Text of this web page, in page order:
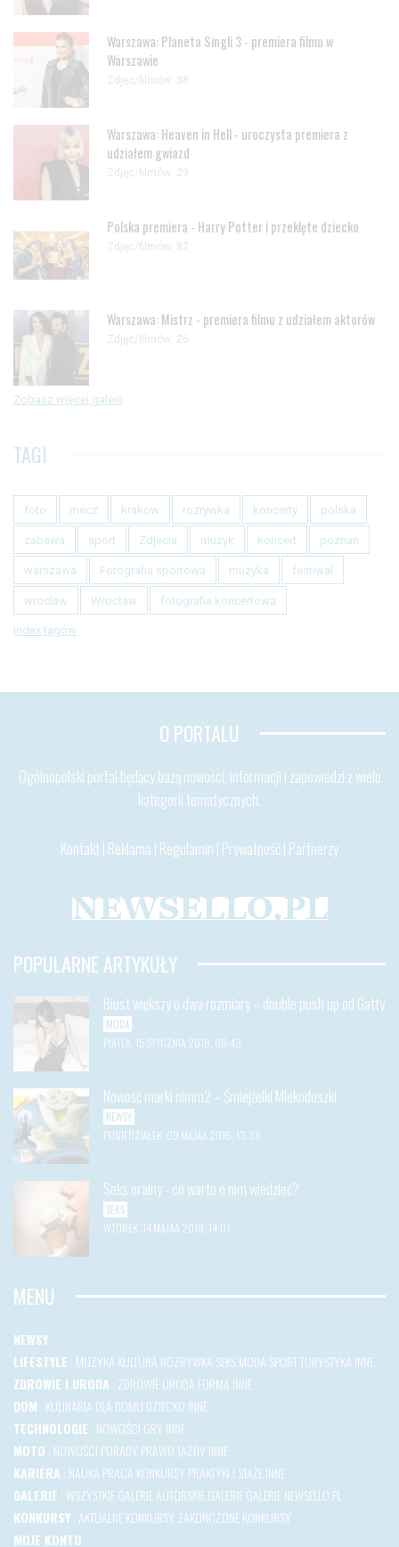
Warszawa: Planeta Singli 3 - premiera filmu w
Warszawie
Zdjęc/filmów: 38
Warszawa: Heaven in Hell - uroczysta premiera z
udziałem gwiazd
Zdjęc/filmów: 29
Polska premiera - Harry Potter i przeklęte dziecko
Zdjęc/filmów: 82
Warszawa: Mistrz - premiera filmu z udziałem aktorów
Zdjęc/filmów: 26
Zobacz więcej galerii
TAGI
foto mecz krakow rozrywka koncerty polska
zabawa sport Zdjecia muzyk koncert poznan
warszawa Fotografia sportowa muzyka festiwal
wroclaw Wrocław fotografia koncertowa
Index tagów
O PORTALU
Ogólnopolski portal będący bazą nowości, informacji i zapowiedzi z wielu
kategorii tematycznych.
Kontakt | Reklama | Regulamin | Prywatność| Partnerzy
POPULARNE ARTYKUŁY
Biust większy o dwa rozmiary – double push up od Gatty
MODA
PIĄTEK, 15 STYCZNIA 2016, 08:43
Nowość marki nimm2 – Śmiejżelki Mlekoduszki
NEWSY
PONIEDZIAŁEK, 09 MAJAA 2016, 13:38
Seks oralny - co warto o nim wiedzieć?
SEKS
WTOREK, 14 MAJAA 2019, 14:07
MENU
NEWSY
LIFESTYLE : MUZYKA KULTURA ROZRYWKA SEKSMODA SPORTTURYSTYKA INNE
ZDROWIE I URODA : ZDROWIEURODA FORMA INNE
DOM : KULINARIA DLA DOMU DZIECKO INNE
TECHNOLOGIE : NOWOŚCI GRY INNE
MOTO : NOWOŚCI PORADY PRAWO JAZDY INNE
KARIERA : NAUKA PRACA KONKURSY PRAKTYKI I STAŻEINNE
GALERIE : WSZYSTKIE GALERIEAUTORSKIE GALERIEGALERIE NEWSELLO.PL
KONKURSY: AKTUALNE KONKURSY ZAKOŃCZONE KONKURSY
MOJE KONTO